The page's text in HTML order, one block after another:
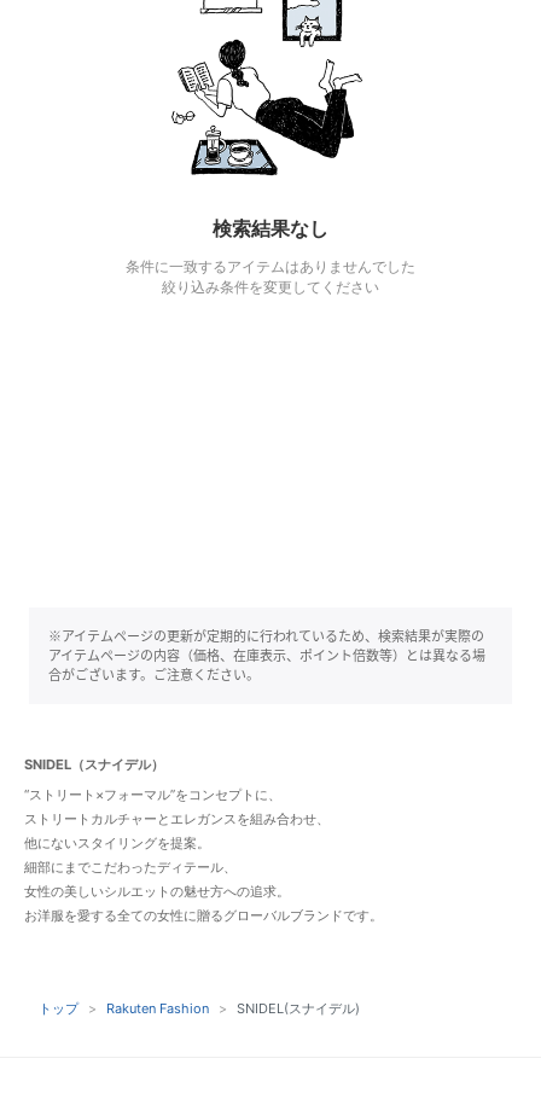
検索結果なし
条件に一致するアイテムはありませんでした
絞り込み条件を変更してください
※アイテムページの更新が定期的に行われているため、検索結果が実際の
アイテムページの内容（価格、在庫表示、ポイント倍数等）とは異なる場
合がございます。ご注意ください。
SNIDEL（スナイデル）
“ストリート×フォーマル”をコンセプトに、
ストリートカルチャーとエレガンスを組み合わせ、
他にないスタイリングを提案。
細部にまでこだわったディテール、
女性の美しいシルエットの魅せ方への追求。
お洋服を愛する全ての女性に贈るグローバルブランドです。
トップ Rakuten Fashion SNIDEL(スナイデル)